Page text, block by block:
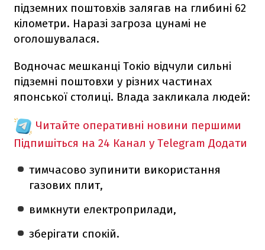
підземних поштовхів залягав на глибині 62
кілометри. Наразі загроза цунамі не
оголошувалася.
Водночас мешканці Токіо відчули сильні
підземні поштовхи у різних частинах
японської столиці. Влада закликала людей:
Читайте оперативні новини першими
Підпишіться на 24 Канал у Telegram Додати
тимчасово зупинити використання
газових плит,
вимкнути електроприлади,
зберігати спокій.